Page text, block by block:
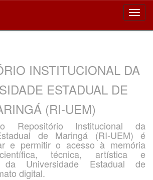
INSTITUCIONAL DA
ESTADUAL DE
(RI-UEM)
Repositório Institucional da
de Maringá (RI-UEM) é
e permitir o acesso à memória
técnica, artística e
da Universidade Estadual de
digital.